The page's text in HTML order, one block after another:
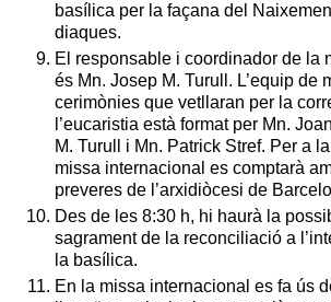
basílica per la façana del
diaques.
El responsable i coordinador de la
és Mn. Josep M. Turull. L’equip de
cerimònies que vetllaran per la
l’eucaristia està format per Mn.
M. Turull i Mn. Patrick Stref. Per a
missa internacional es comptarà
preveres de l’arxidiòcesi de
Des de les 8:30 h, hi haurà la
sagrament de la reconciliació a
la basílica.
En la missa internacional es fa ús